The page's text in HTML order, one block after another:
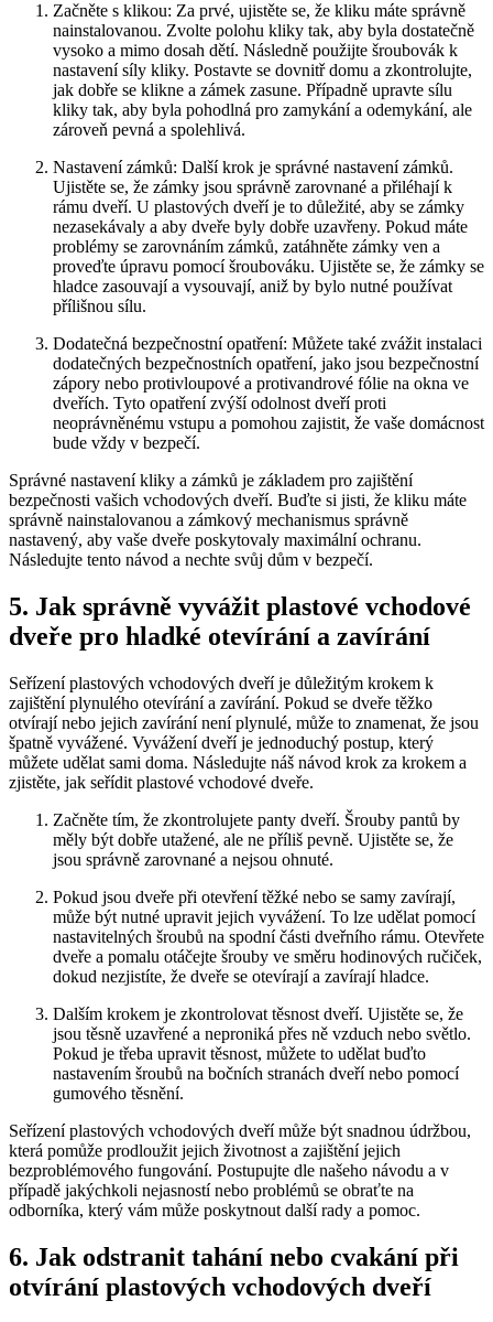
Začněte s ⁤klikou: Za prvé, ⁢ujistěte se, že kliku máte‌ správně
‌nainstalovanou. Zvolte‌ polohu ⁣kliky tak, aby byla dostatečně
vysoko a ⁣mimo ​dosah dětí. Následně‌ použijte​ šroubovák k
nastavení síly kliky. Postavte se dovnitř domu a ⁤zkontrolujte,
‌jak dobře se klikne a zámek⁤ zasune. Případně upravte sílu
kliky‌ tak, aby byla pohodlná pro zamykání a odemykání, ale⁤
zároveň pevná a spolehlivá.
Nastavení​ zámků: Další ‌krok je⁤ správné nastavení ‌zámků.
Ujistěte se, že zámky jsou ‌správně zarovnané a přiléhají k
rámu ⁣dveří. U plastových ‍dveří je ⁤to důležité, aby se ‍zámky
nezasekávaly a aby dveře byly⁢ dobře uzavřeny. Pokud​ máte​
problémy se zarovnáním zámků, zatáhněte zámky ven ‌a
proveďte⁢ úpravu pomocí šroubováku. Ujistěte‌ se, že zámky se
hladce zasouvají a vysouvají,‌ aniž by bylo nutné používat
‌přílišnou sílu.
Dodatečná ⁣bezpečnostní opatření:⁤ Můžete také ⁣zvážit‍ instalaci
dodatečných bezpečnostních opatření, jako jsou ‍bezpečnostní
zápory nebo ⁤protivloupové a protivandrové fólie na okna ve
dveřích. Tyto opatření zvýší odolnost dveří ⁢proti
neoprávněnému vstupu a pomohou zajistit, ​že vaše‍ domácnost⁤
bude⁣ vždy v⁣ bezpečí.
Správné nastavení kliky a zámků ⁣je základem pro⁤ zajištění
⁤bezpečnosti vašich vchodových dveří. Buďte si jisti, že kliku máte
správně ⁤nainstalovanou a zámkový mechanismus správně
nastavený, aby ⁢vaše dveře poskytovaly maximální ochranu.
Následujte tento návod a⁤ nechte svůj ‌dům ⁤v bezpečí.
5. Jak správně vyvážit plastové vchodové
dveře pro⁣ hladké otevírání ‌a zavírání
Seřízení plastových vchodových dveří‍ je ‌důležitým krokem k⁢
zajištění plynulého otevírání a zavírání. Pokud se dveře těžko
otvírají nebo jejich zavírání není plynulé, může to znamenat, že‌ jsou
špatně vyvážené. Vyvážení dveří je jednoduchý postup, který
můžete udělat⁤ sami doma. Následujte ⁤náš návod krok za⁤ krokem a
zjistěte, jak seřídit plastové vchodové dveře.
Začněte ‍tím,‍ že zkontrolujete panty dveří. Šrouby pantů by
měly být dobře utažené, ale ne⁤ příliš⁤ pevně. Ujistěte se, že
jsou správně zarovnané a nejsou ohnuté.
Pokud ‌jsou dveře při otevření těžké nebo se ​samy zavírají,
může být nutné ‌upravit jejich vyvážení. To lze udělat‌ pomocí
nastavitelných šroubů⁢ na ⁣spodní části dveřního rámu. Otevřete
dveře a ‌pomalu otáčejte šrouby ve směru hodinových ​ručiček,
dokud nezjistíte, že dveře se‍ otevírají ‌a zavírají ⁣hladce.
Dalším krokem‍ je zkontrolovat těsnost dveří.‍ Ujistěte se, že
jsou těsně uzavřené‌ a neproniká přes ně vzduch nebo světlo.
Pokud je ‍třeba upravit těsnost, můžete⁣ to udělat buďto
nastavením šroubů ‌na bočních stranách dveří nebo pomocí⁤
gumového⁣ těsnění.
Seřízení‍ plastových vchodových dveří ⁢může být snadnou‍ údržbou,⁣
která pomůže prodloužit jejich životnost⁤ a ⁣zajištění jejich
bezproblémového ‍fungování. Postupujte dle našeho návodu a v
⁣případě jakýchkoli ‌nejasností nebo⁢ problémů se obraťte ​na
odborníka,‍ který vám může poskytnout další rady a pomoc.
6. Jak odstranit tahání nebo cvakání při
otvírání plastových ​vchodových ​dveří